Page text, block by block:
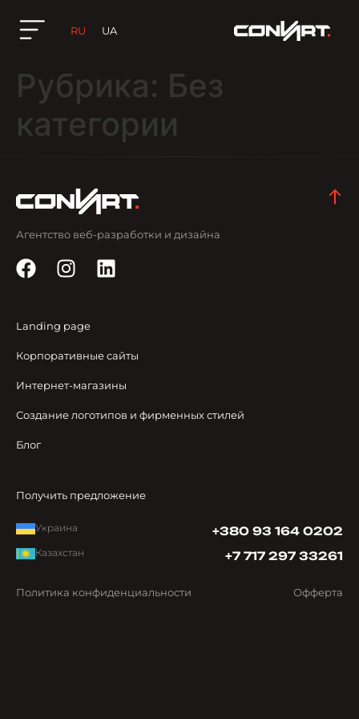
RU UA
Рубрика: Без
категории
Агентство веб-разработки и дизайна
Landing page
Корпоративные сайты
Интернет-магазины
Создание логотипов и фирменных стилей
Блог
Получить предложение
Украина +380 93 164 0202
Казахстан +7 717 297 33261
Политика конфиденциальности Офферта